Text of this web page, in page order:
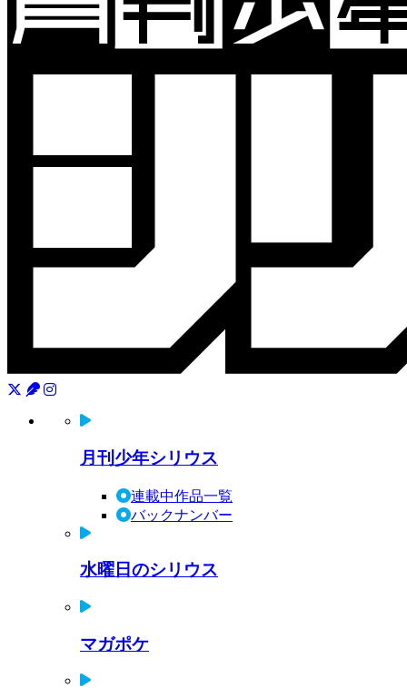
月刊少年シリウス
連載中作品一覧
バックナンバー
水曜日のシリウス
マガポケ